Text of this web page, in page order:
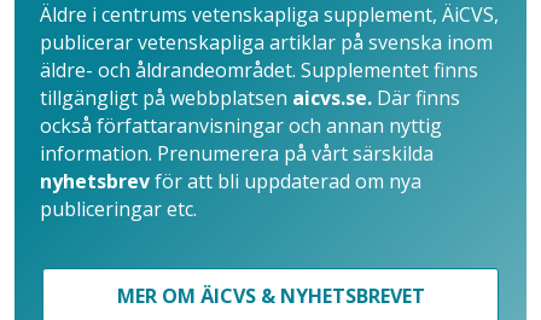
Äldre i centrums vetenskapliga supplement, ÄiCVS,
publicerar vetenskapliga artiklar på svenska inom
äldre- och åldrandeområdet. Supplementet finns
tillgängligt på webbplatsen aicvs.se. Där finns
också författaranvisningar och annan nyttig
information. Prenumerera på vårt särskilda
nyhetsbrevför att bli uppdaterad om nya
publiceringar etc.
MER OM ÄICVS & NYHETSBREVET